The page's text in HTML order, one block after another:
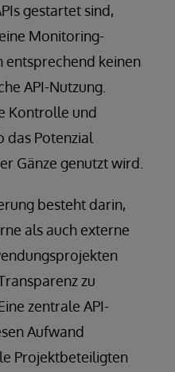
gestartet sind,
Monitoring-
entsprechend keinen
API-Nutzung.
Kontrolle und
das Potenzial
Gänze genutzt wird.
besteht darin,
als auch externe
zu
zentrale API-
Aufwand
Projektbeteiligten